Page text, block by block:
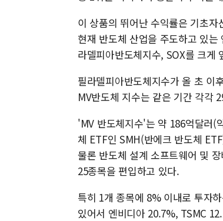
이 상품의 뛰어난 수익률은 기초
현재 반도체 산업을 주도하고 있
라델피아반도체지수, SOX를 크게
필라델피아반도체지수가 올 초
MV반도체 지수는 같은 기간 각각
'MV 반도체지수'는 약 186억달러(
체 ETF인 SMH(반에크 반도체
물론 반도체 설계 소프트웨어 및
25종목을 편입하고 있다.
특히 1개 종목에 8% 이내로 투자
있어서 엔비디아 20.7%, TSMC